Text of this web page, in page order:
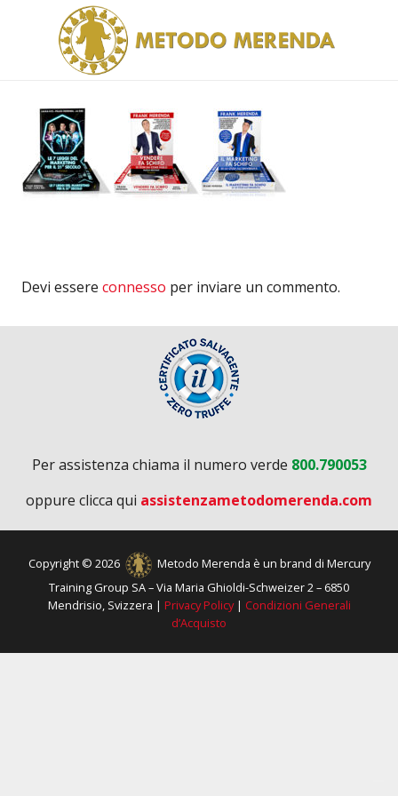
Devi essere connesso per inviare un commento.
Per assistenza chiama il numero verde 800.790053
oppure clicca qui assistenzametodomerenda.com
Copyright © 2026
Metodo Merenda è un brand di Mercury
Training Group SA – Via Maria Ghioldi-Schweizer 2 – 6850
Mendrisio, Svizzera | Privacy Policy| Condizioni Generali
d’Acquisto